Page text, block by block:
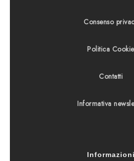
Consenso
Politica Cookie
Contatti
Informativa
Informazioni